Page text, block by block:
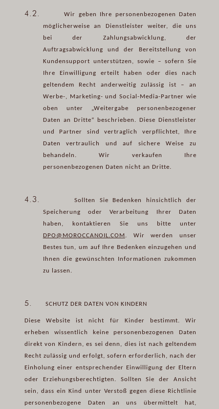
4.2.
Wir geben Ihre personenbezogenen Daten
möglicherweise an Dienstleister weiter, die uns
bei der Zahlungsabwicklung, der
Auftragsabwicklung und der Bereitstellung von
Kundensupport unterstützen, sowie – sofern Sie
Ihre Einwilligung erteilt haben oder dies nach
geltendem Recht anderweitig zulässig ist – an
Werbe-, Marketing- und Social-Media-Partner wie
oben unter „Weitergabe personenbezogener
Daten an Dritte“ beschrieben. Diese Dienstleister
und Partner sind vertraglich verpflichtet, Ihre
Daten vertraulich und auf sichere Weise zu
behandeln. Wir verkaufen Ihre
personenbezogenen Daten nicht an Dritte.
4.3.
Sollten Sie Bedenken hinsichtlich der
Speicherung oder Verarbeitung Ihrer Daten
haben, kontaktieren Sie uns bitte unter
DPO@MOROCCANOIL.COM . Wir werden unser
Bestes tun, um auf Ihre Bedenken einzugehen und
Ihnen die gewünschten Informationen zukommen
zu lassen.
5. SCHUTZ DER DATEN VON KINDERN
Diese Website ist nicht für Kinder bestimmt. Wir
erheben wissentlich keine personenbezogenen Daten
direkt von Kindern, es sei denn, dies ist nach geltendem
Recht zulässig und erfolgt, sofern erforderlich, nach der
Einholung einer entsprechender Einwilligung der Eltern
oder Erziehungsberechtigten. Sollten Sie der Ansicht
sein, dass ein Kind unter Verstoß gegen diese Richtlinie
personenbezogene Daten an uns übermittelt hat,